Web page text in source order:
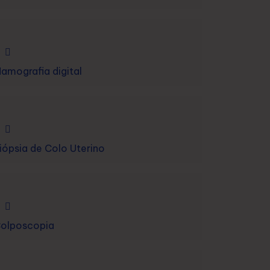
digital
de Colo Uterino